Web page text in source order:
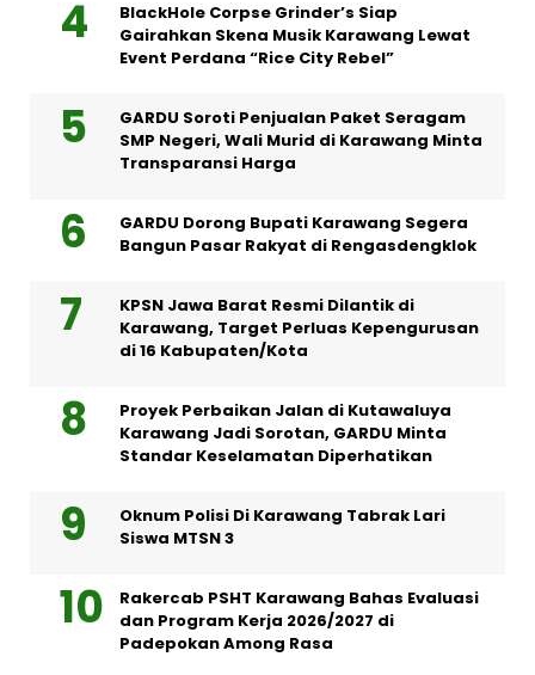
BlackHole Corpse Grinder’s Siap
Gairahkan Skena Musik Karawang Lewat
Event Perdana “Rice City Rebel”
GARDU Soroti Penjualan Paket Seragam
SMP Negeri, Wali Murid di Karawang Minta
Transparansi Harga
GARDU Dorong Bupati Karawang Segera
Bangun Pasar Rakyat di Rengasdengklok
KPSN Jawa Barat Resmi Dilantik di
Karawang, Target Perluas Kepengurusan
di 16 Kabupaten/Kota
Proyek Perbaikan Jalan di Kutawaluya
Karawang Jadi Sorotan, GARDU Minta
Standar Keselamatan Diperhatikan
Oknum Polisi Di Karawang Tabrak Lari
Siswa MTSN 3
Rakercab PSHT Karawang Bahas Evaluasi
dan Program Kerja 2026/2027 di
Padepokan Among Rasa